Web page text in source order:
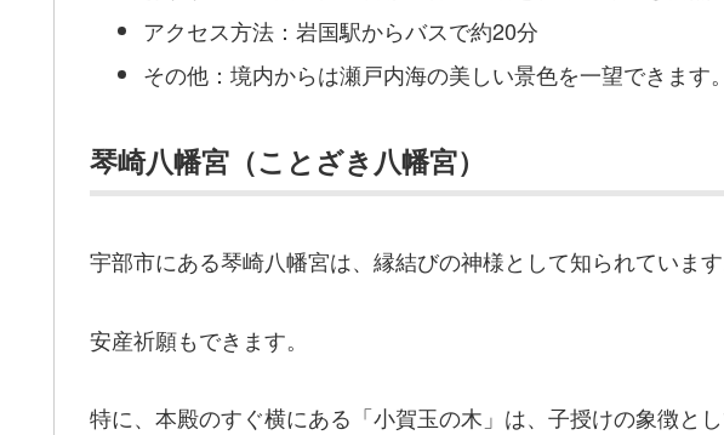
アクセス方法：岩国駅からバスで約20分
その他：境内からは瀬戸内海の美しい景色を一望できます。
琴崎八幡宮（ことざき八幡宮）
宇部市にある琴崎八幡宮は、縁結びの神様として知られています
安産祈願もできます。
特に、本殿のすぐ横にある「小賀玉の木」は、子授けの象徴とし